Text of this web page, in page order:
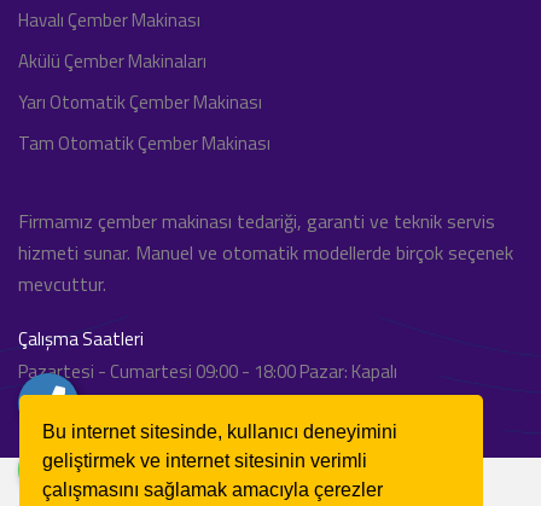
Bu internet sitesinde, kullanıcı deneyimini
geliştirmek ve internet sitesinin verimli
çalışmasını sağlamak amacıyla çerezler
Havalı Çember Makinası
Akülü Çember Makinaları
Yarı Otomatik Çember Makinası
Tam Otomatik Çember Makinası
Firmamız çember makinası tedariği, garanti ve teknik servis
hizmeti sunar. Manuel ve otomatik modellerde birçok seçenek
mevcuttur.
Çalışma Saatleri
Pazartesi - Cumartesi 09:00 - 18:00 Pazar: Kapalı